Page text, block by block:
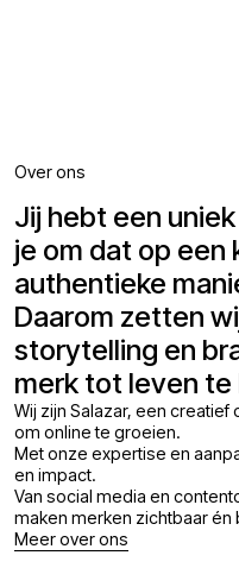
Jij hebt een
je om dat op een
authentieke
Daarom zetten
storytelling en
merk tot leven te
Over ons
Wij zijn Salazar, een
om online te groeien.
Met onze expertise en
en impact.
Van social media en
maken merken zichtbaar én
Meer over ons